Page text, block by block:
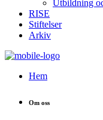
Utbildning
RISE
Stiftelser
Arkiv
Hem
Om oss